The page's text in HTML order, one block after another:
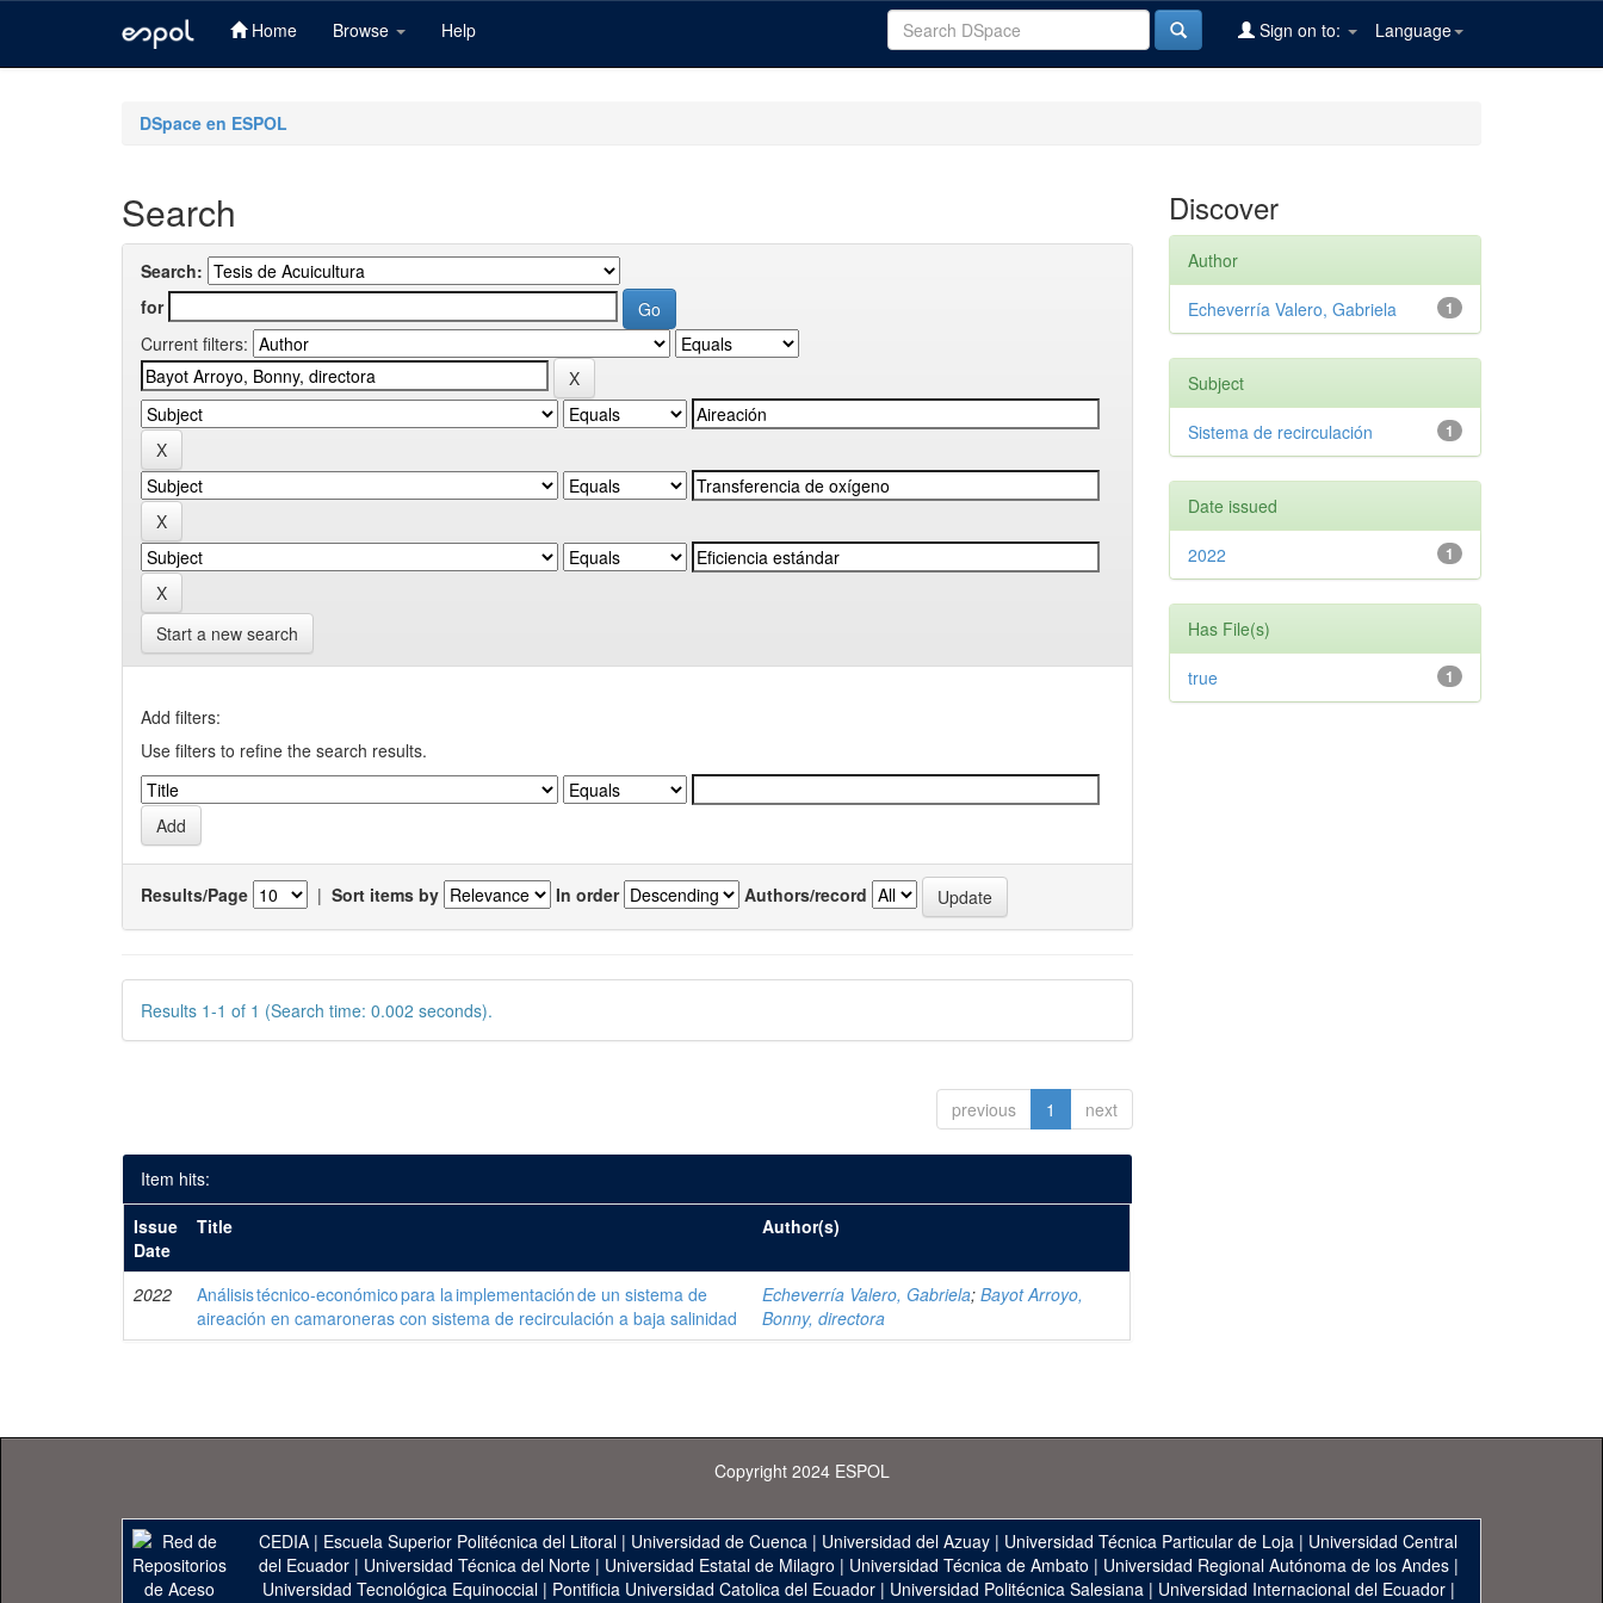
Home Browse Help Language
Sign on to:
DSpace en ESPOL
Search
Search:
for
Current filters:
Start a new search
Add filters:
Use filters to refine the search results.
Results/Page | Sort items by In order Authors/record
Results 1-1 of 1 (Search time: 0.002 seconds).
previous 1 next
Item hits:
Issue
Date
Title Author(s)
2022
Análisis técnico-económico para la implementación de un sistema de
aireación en camaroneras con sistema de recirculación a baja salinidad
Echeverría Valero, Gabriela;Bayot Arroyo,
Bonny, directora
Discover
Author
1
Echeverría Valero, Gabriela
Subject
1
Sistema de recirculación
Date issued
1
2022
Has File(s)
1
true
Copyright 2024 ESPOL
CEDIA | Escuela Superior Politécnica del Litoral | Universidad de Cuenca | Universidad del Azuay | Universidad Técnica Particular de Loja | Universidad Central
del Ecuador| Universidad Técnica del Norte| Universidad Estatal de Milagro | Universidad Técnica de Ambato | Universidad Regional Autónoma de los Andes|
Universidad Tecnológica Equinoccial| Pontificia Universidad Catolica del Ecuador| Universidad Politécnica Salesiana| Universidad Internacional del Ecuador|